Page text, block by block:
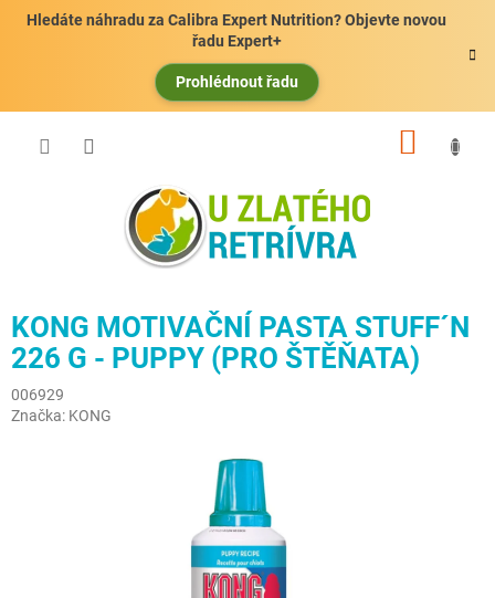
Hledáte náhradu za Calibra Expert Nutrition? Objevte novou
řadu Expert+
Prohlédnout řadu
KONG MOTIVAČNÍ PASTA STUFF´N
226 G - PUPPY (PRO ŠTĚŇATA)
006929
Značka: KONG